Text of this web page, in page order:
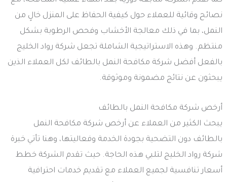
نصائح وقائية للعملاء حول كيفية الحفاظ على المنزل خالٍ من
النمل، بما في ذلك معالجة الأخشاب وفحص الرطوبة بشكل
منتظم. وهذه الاستراتيجية الشاملة تجعل شركة رواد الخليج
بالفعل أفضل شركة مكافحة النمل بالطائف لكل العملاء الذين
يبحثون عن نتائج مضمونة وموثوقة.
أرخص شركة مكافحة النمل بالطائف
يبحث الكثير من العملاء عن أرخص شركة مكافحة النمل
بالطائف دون التضحية بجودة الخدمة وفعاليتها، وهنا تأتي خبرة
شركة رواد الخليج لتلبي هذه الحاجة. حيث تقدم الشركة خطط
أسعار تنافسية لجميع العملاء مع تقديم خدمات احترافية